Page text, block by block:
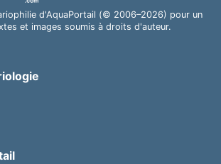
d'AquaPortail (© 2006–2026) pour un
et images soumis à droits d'auteur.